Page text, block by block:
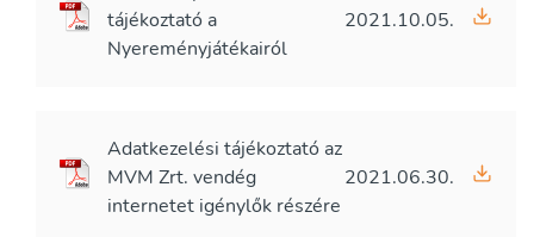
tájékoztató a
Nyereményjátékairól
2021.10.05.
Adatkezelési tájékoztató az
MVM Zrt. vendég
internetet igénylők részére
2021.06.30.